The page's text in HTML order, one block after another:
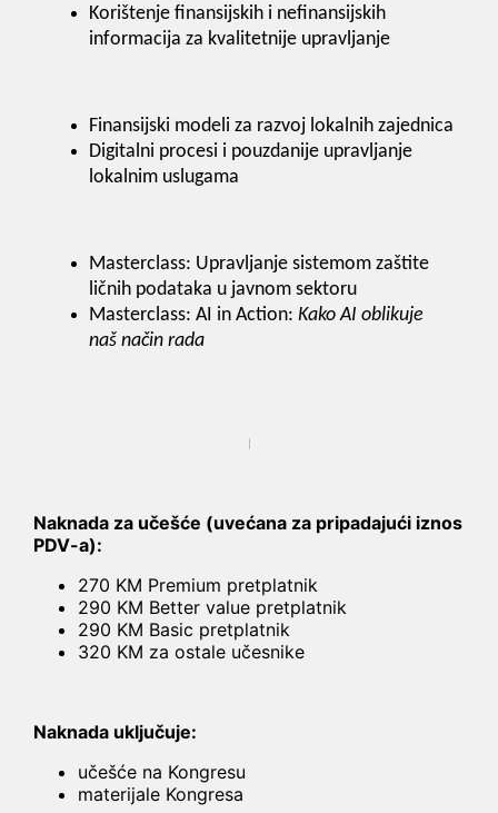
Korištenje finansijskih i nefinansijskih
informacija za kvalitetnije upravljanje
Finansijski modeli za razvoj lokalnih zajednica
Digitalni procesi i pouzdanije upravljanje
lokalnim uslugama
Masterclass: Upravljanje sistemom zaštite
ličnih podataka u javnom sektoru
Masterclass: AI in Action: Kako AI oblikuje
naš način rada
Naknada za učešće (uvećana za pripadajući iznos
PDV-a):
270 KM Premium pretplatnik
290 KM Better value pretplatnik
290 KM Basic pretplatnik
320 KM za ostale učesnike
Naknada uključuje:
učešće na Kongresu
materijale Kongresa